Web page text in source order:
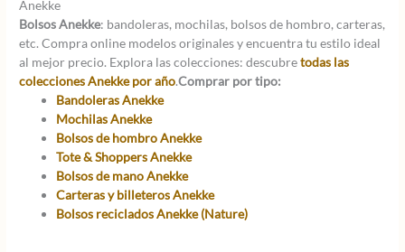
Anekke
Bolsos Anekke: bandoleras, mochilas, bolsos de hombro, carteras,
etc. Compra online modelos originales y encuentra tu estilo ideal
al mejor precio. Explora las colecciones: descubretodas las
colecciones Anekke por año.Comprar por tipo:
Bandoleras Anekke
Mochilas Anekke
Bolsos de hombro Anekke
Tote & Shoppers Anekke
Bolsos de mano Anekke
Carteras y billeteros Anekke
Bolsos reciclados Anekke (Nature)